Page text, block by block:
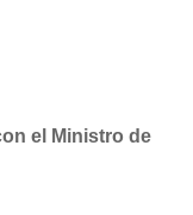
el Ministro de